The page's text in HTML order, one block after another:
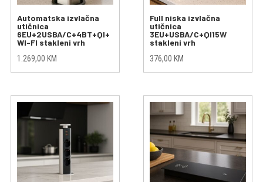
Automatska izvlačna
utičnica
6EU+2USBA/C+4BT+QI+
WI-FI stakleni vrh
1.269,00 KM
Full niska izvlačna
utičnica
3EU+USBA/C+QI15W
stakleni vrh
376,00 KM